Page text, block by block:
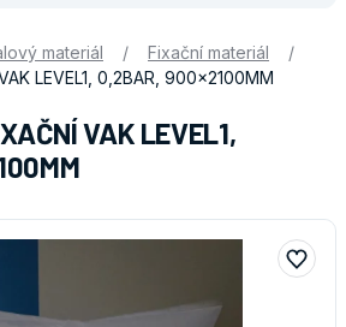
materiál / Fixační materiál
/
LEVEL1, 0,2BAR, 900x2100MM
VAK LEVEL1,